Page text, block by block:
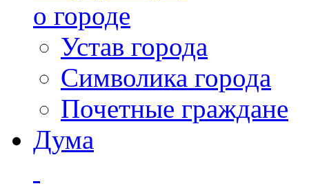
о городе
Устав города
Символика города
Почетные граждане
Дума